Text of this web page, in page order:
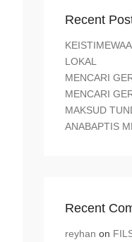
Recent
LOKAL
MENCARI
MENCARI
MAKSUD
ANABAPTIS
Recent
reyhan on